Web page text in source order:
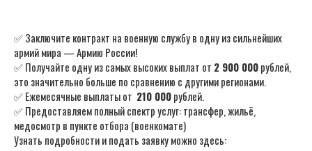
✅ Заключите контракт на военную службу в одну из сильнейших
армий мира — Армию России!
✅ Получайте одну из самых высоких выплат от 2 900 000рублей,
это значительно больше по сравнению с другими регионами.
✅ Ежемесячные выплаты от 210 000рублей.
✅ Предоставляем полный спектр услуг: трансфер, жильё,
медосмотр в пункте отбора (военкомате)
Узнать подробности и подать заявку можно здесь: